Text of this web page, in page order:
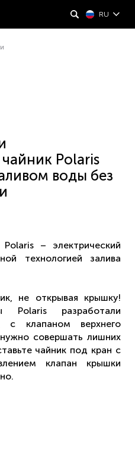
RU
Polaris
воды без
– электрический
технологией залива
не открывая крышку!
Polaris разработали
с клапаном верхнего
совершать лишних
чайник под кран с
клапан крышки